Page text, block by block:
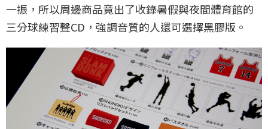
一振，所以周邊商品竟出了收錄暑假與夜間體育館的
三分球練習聲CD，強調音質的人還可選擇黑膠版。